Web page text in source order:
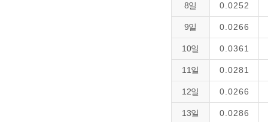
8일 0.0252
9일 0.0266
10일 0.0361
11일 0.0281
12일 0.0266
13일 0.0286